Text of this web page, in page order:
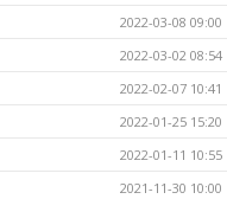
2022-03-08 09:00
2022-03-02 08:54
2022-02-07 10:41
2022-01-25 15:20
2022-01-11 10:55
2021-11-30 10:00